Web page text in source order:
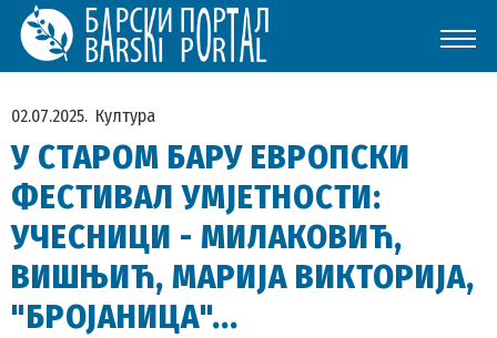
02.07.2025. Култура
У СТАРОМ БАРУ ЕВРОПСКИ
ФЕСТИВАЛ УМЈЕТНОСТИ:
УЧЕСНИЦИ - МИЛАКОВИЋ,
ВИШЊИЋ, МАРИЈА ВИКТОРИЈА,
"БРОЈАНИЦА"...